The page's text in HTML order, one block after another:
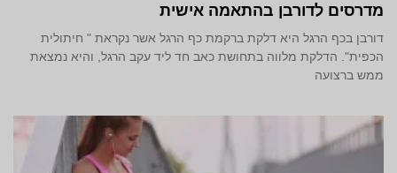
מדרסים לדורבן בהתאמה אישית
דורבן בכף הרגל היא דלקת ברקמת כף הרגל אשר נקראת " חיתולית
הכפית". הדלקת מלווה בתחושת כאב חד ליד עקב הרגל, והיא נמצאת
ממש ברצועה